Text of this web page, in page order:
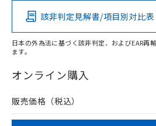
O
在庫等で未対応品が混在する可能性
問い合わせください。
該非判定見解書/項目別対比表
日本の外為法に基づく該非判定、およびEAR再
ます。
オンライン購入
販売価格（税込）